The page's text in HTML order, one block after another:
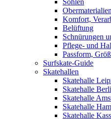
Obermaterialien
Komfort,
Belüftung
Schnürungen
Pflege- und
Passform,
Surfskate-Guide
Skatehallen
Skatehalle
Skatehalle
Skatehalle
Skatehalle
Skatehalle